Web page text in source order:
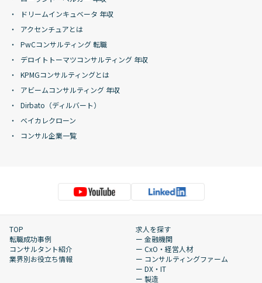
ドリームインキュベータ 年収
アクセンチュアとは
PwCコンサルティング 転職
デロイトトーマツコンサルティング 年収
KPMGコンサルティングとは
アビームコンサルティング 年収
Dirbato（ディルバート）
ベイカレクローン
コンサル企業一覧
TOP
転職成功事例
コンサルタント紹介
業界別お役立ち情報
求人を探す
ー 金融機関
ー CxO・経営人材
ー コンサルティングファーム
ー DX・IT
ー 製造